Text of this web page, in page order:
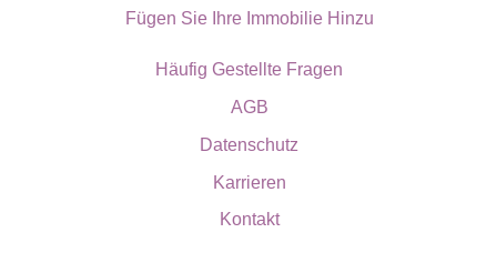
Fügen Sie Ihre Immobilie Hinzu
Häufig Gestellte Fragen
AGB
Datenschutz
Karrieren
Kontakt